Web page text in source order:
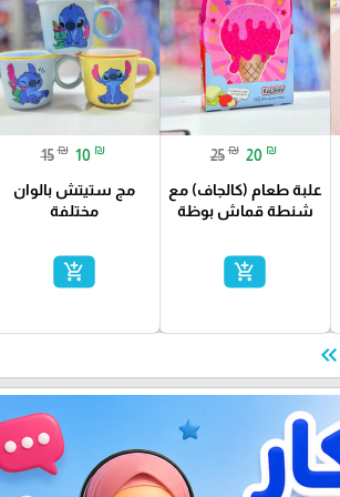
25 ₪ 20 ₪
علبة طعام (كالجاف) مع
شنطة قماش بوظة
add_shopping_cart
15 ₪ 10 ₪
مج ستيتش بالوان
مختلفة
add_shopping_cart
keyboard_double_arrow_left